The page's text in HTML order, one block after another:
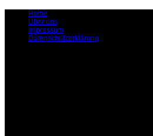
Home
Über uns
Impressum
Datenschutzerklärung